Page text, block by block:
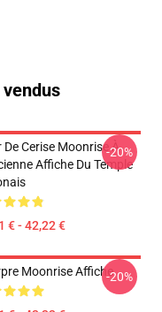
De Cerise Moonrise À
Affiche Du Temple
€ - 42,22 €
-20%
Moonrise Affiche-20%